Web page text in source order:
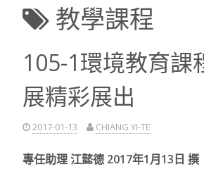
教學課程
105-1環境教育課
展精彩展出
2017-01-13 CHIANG YI-TE
專任助理 江懿德 2017年1月13日 撰